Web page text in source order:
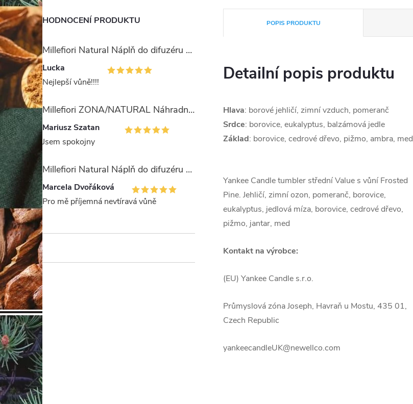
HODNOCENÍ PRODUKTU
Millefiori Natural Náplň do difuzéru 250ml/Ambra & Rosa
Lucka
Nejlepší vůně!!!!
Millefiori ZONA/NATURAL Náhradní stébla pro difuzér 100ml
Mariusz Szatan
Jsem spokojny
Millefiori Natural Náplň do difuzéru 250ml/Legni e Fiori ďArancio
Marcela Dvořáková
Pro mě příjemná nevtíravá vůně
POPIS PRODUKTU
Detailní popis produktu
Hlava: borové jehličí, zimní vzduch, pomeranč
Srdce: borovice, eukalyptus, balzámová jedle
Základ: borovice, cedrové dřevo, pižmo, ambra, med
Yankee Candle tumbler střední Value s vůní Frosted
Pine. Jehličí, zimní ozon, pomeranč, borovice,
eukalyptus, jedlová míza, borovice, cedrové dřevo,
pižmo, jantar, med
Kontakt na výrobce:
(EU) Yankee Candle s.r.o.
Průmyslová zóna Joseph, Havraň u Mostu, 435 01,
Czech Republic
yankeecandleUK@newellco.com